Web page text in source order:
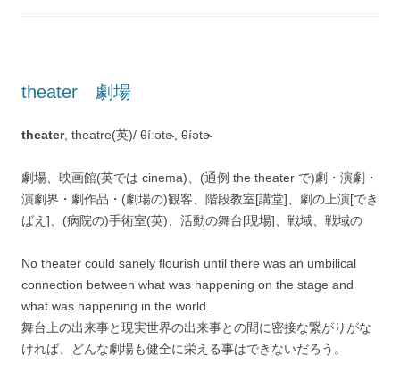
theater 劇場
theater, theatre(英)/ θíːətɚ, θíətɚ
劇場、映画館(英では cinema)、(通例 the theater で)劇・演劇・
演劇界・劇作品・(劇場の)観客、階段教室[講堂]、劇の上演[でき
ばえ]、(病院の)手術室(英)、活動の舞台[現場]、戦域、戦域の
No theater could sanely flourish until there was an umbilical
connection between what was happening on the stage and
what was happening in the world.
舞台上の出来事と現実世界の出来事との間に密接な繋がりがな
ければ、どんな劇場も健全に栄える事はできないだろう。